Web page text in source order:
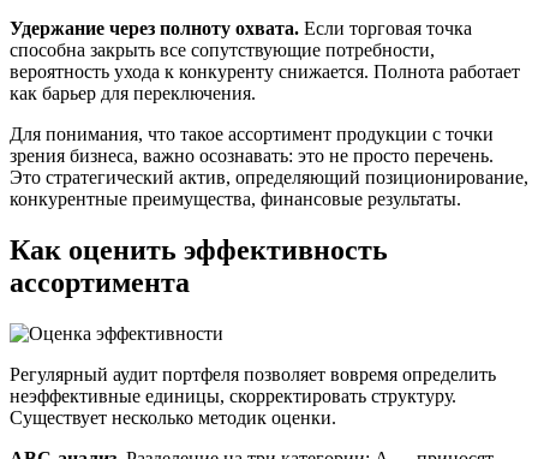
Удержание через полноту охвата. Если торговая точка
способна закрыть все сопутствующие потребности,
вероятность ухода к конкуренту снижается. Полнота работает
как барьер для переключения.
Для понимания, что такое ассортимент продукции с точки
зрения бизнеса, важно осознавать: это не просто перечень.
Это стратегический актив, определяющий позиционирование,
конкурентные преимущества, финансовые результаты.
Как оценить эффективность
ассортимента
Регулярный аудит портфеля позволяет вовремя определить
неэффективные единицы, скорректировать структуру.
Существует несколько методик оценки.